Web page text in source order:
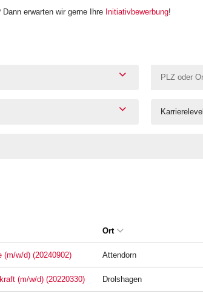
erwarten wir gerne Ihre Initiativbewerbung!
Karrierelevel
Ort
w/d) (20240902) Attendorn
(m/w/d) (20220330) Drolshagen